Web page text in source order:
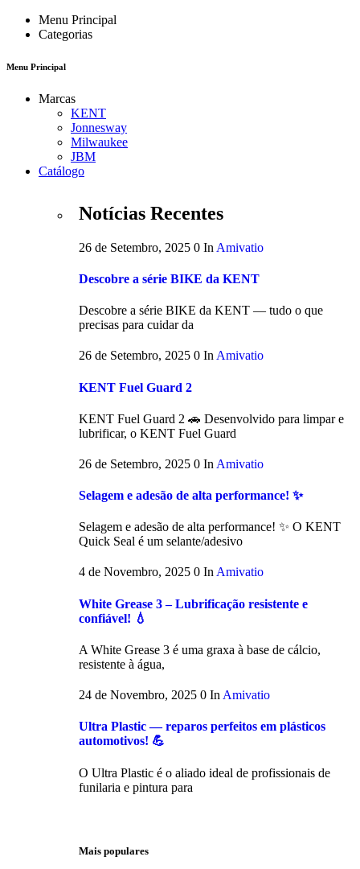
Menu Principal
Categorias
Menu Principal
Marcas
KENT
Jonnesway
Milwaukee
JBM
Catálogo
Notícias Recentes
26 de Setembro, 2025 0 In Amivatio
Descobre a série BIKE da KENT
Descobre a série BIKE da KENT — tudo o que
precisas para cuidar da
26 de Setembro, 2025 0 In Amivatio
KENT Fuel Guard 2
KENT Fuel Guard 2 🚗 Desenvolvido para limpar e
lubrificar, o KENT Fuel Guard
26 de Setembro, 2025 0 In Amivatio
Selagem e adesão de alta performance! ✨
Selagem e adesão de alta performance! ✨ O KENT
Quick Seal é um selante/adesivo
4 de Novembro, 2025 0 InAmivatio
White Grease 3 – Lubrificação resistente e
confiável! 💧
A White Grease 3 é uma graxa à base de cálcio,
resistente à água,
24 de Novembro, 2025 0 In Amivatio
Ultra Plastic — reparos perfeitos em plásticos
automotivos! 💪
O Ultra Plastic é o aliado ideal de profissionais de
funilaria e pintura para
Mais populares